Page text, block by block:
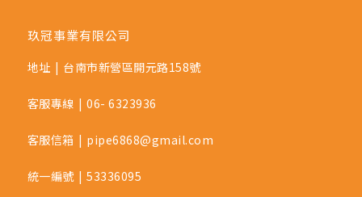
玖冠事業有限公司
地址 | 台南市新營區開元路158號
客服專線 | 06- 6323936
客服信箱 | pipe6868@gmail.com
統一編號 | 53336095